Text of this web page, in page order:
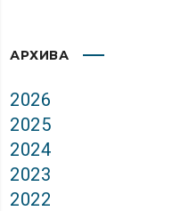
АРХИВА
2026
2025
2024
2023
2022